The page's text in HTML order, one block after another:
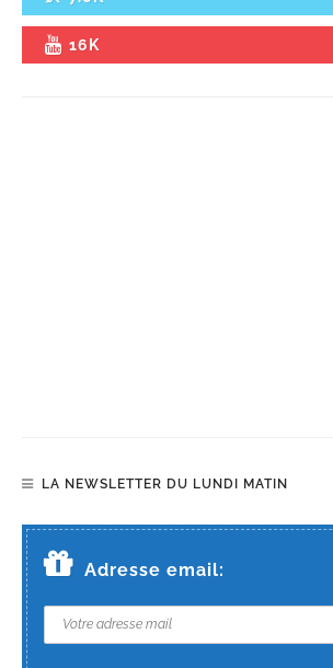
16K
LA NEWSLETTER DU LUNDI MATIN
Adresse email: